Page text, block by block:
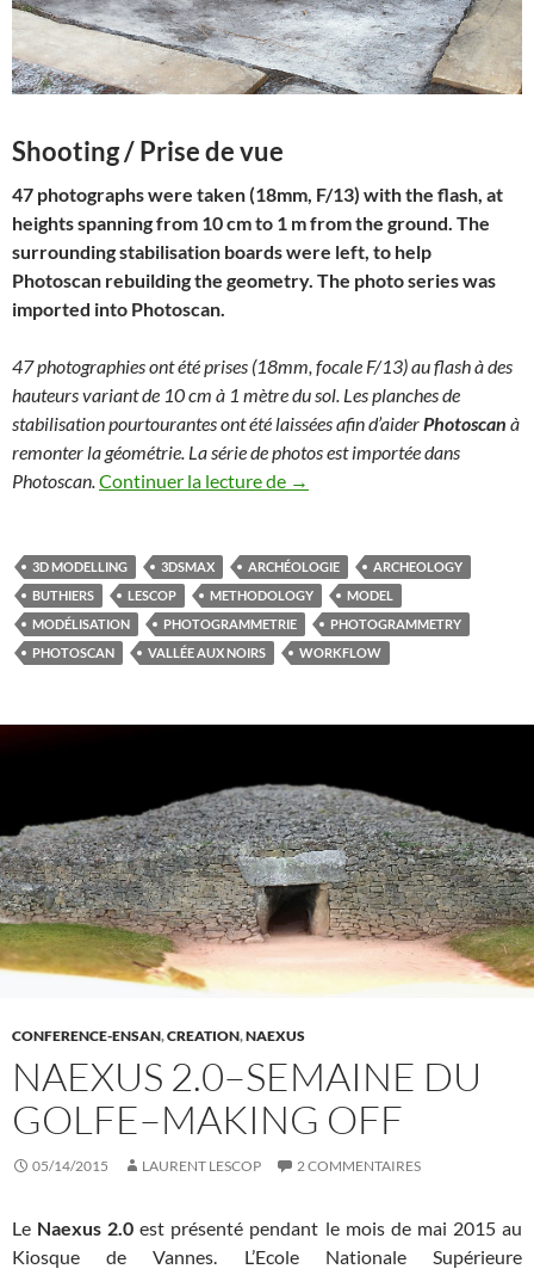
Shooting / Prise de vue
47 photographs were taken (18mm, F/13) with the flash, at
heights spanning from 10 cm to 1 m from the ground. The
surrounding stabilisation boards were left, to help
Photoscan rebuilding the geometry. The photo series was
imported into Photoscan.
47 photographies ont été prises (18mm, focale F/13) au flash à des
hauteurs variant de 10 cm à 1 mètre du sol. Les planches de
stabilisation pourtourantes ont été laissées afin d’aider Photoscan à
remonter la géométrie. La série de photos est importée dans
Photoscan. Continuer la lecture de Photoscan-photogrammetry
→
3D MODELLING 3DSMAX ARCHÉOLOGIE
ARCHEOLOGY
BUTHIERS
LESCOP METHODOLOGY
MODEL
MODÉLISATION
PHOTOGRAMMETRIE
PHOTOGRAMMETRY
PHOTOSCAN
VALLÉE AUX NOIRS WORKFLOW
CONFERENCE-ENSAN,CREATION,NAEXUS
NAEXUS 2.0–SEMAINE DU
GOLFE–MAKING OFF
05/14/2015 LAURENT LESCOP 2 COMMENTAIRES
Le Naexus 2.0 est présenté pendant le mois de mai 2015 au
Kiosque de Vannes. L’Ecole Nationale Supérieure